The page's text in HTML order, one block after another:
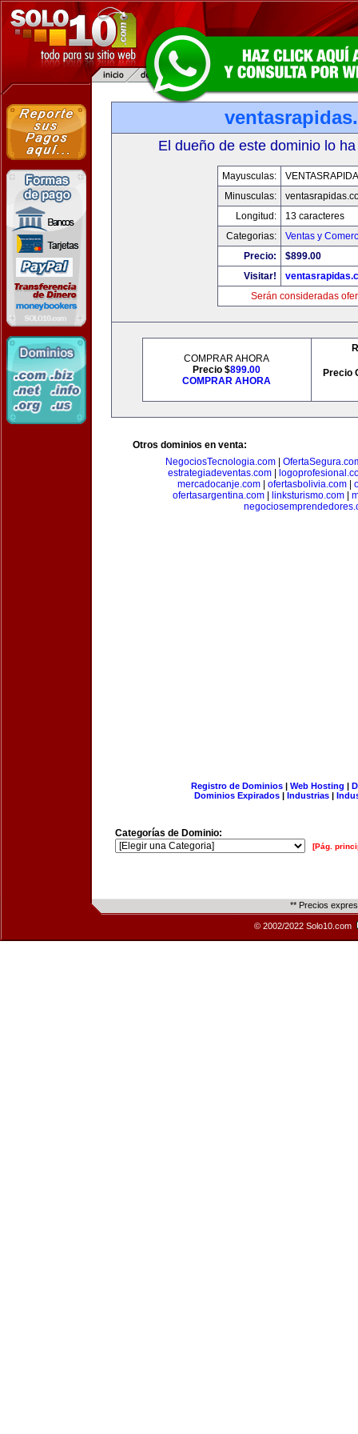
El dueño de este dominio lo
Mayusculas:
Minusculas:
Longitud:
13 caracteres
Categorias:
Ventas y
Precio:
$899.00
Visitar!
Serán consideradas
COMPRAR AHORA
Precio $899.00
COMPRAR AHORA
Precio
Otros dominios en venta:
NegociosTecnologia.com
estrategiadeventas.com|
mercadocanje.com
ofertasbolivia.com
ofertasargentina.com| linksturismo.com|
Registro de Dominios| Web Hosting |
Dominios Expirados | Industrias |
Categorías de Dominio:
[Pág.
** Precios
© 2002/2022 Solo10.com